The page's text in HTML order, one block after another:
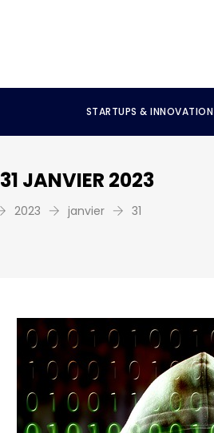
STARTUPS & INNOVATION
31 JANVIER 2023
2023 janvier 31